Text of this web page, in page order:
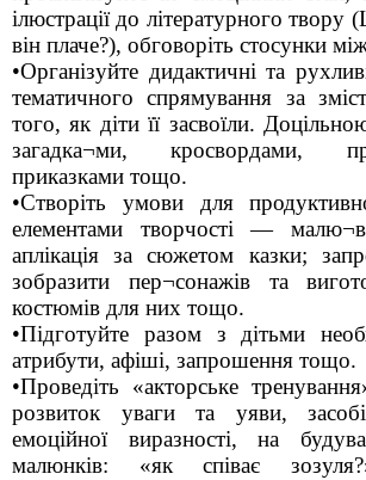
ілюстрації до літературного
він плаче?), обговоріть стосунки
•Організуйте дидактичні та
тематичного спрямування за
того, як діти її засвоїли.
загадка¬ми, кросвордами,
приказками тощо.
•Створіть умови для
елементами творчості —
аплікація за сюжетом казки;
зобразити пер¬сонажів та
костюмів для них тощо.
•Підготуйте разом з дітьми
атрибути, афіші, запрошення тощо.
•Проведіть «акторське
розвиток уваги та уяви,
емоційної виразності, на
малюнків: «як співає